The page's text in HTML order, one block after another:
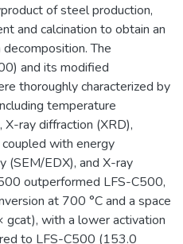
of steel production,
and calcination to obtain an
The
and its modified
thoroughly characterized by
temperature
ray diffraction (XRD),
with energy
(SEM/EDX), and X-ray
outperformed LFS-C500,
at 700 °C and a space
with a lower activation
to LFS-C500 (153.0